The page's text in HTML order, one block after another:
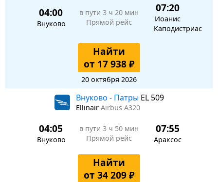
04:00
Внуково
в пути 3 ч 20 мин
Прямой рейс
07:20
Иоанис
Каподистриас
Найти
от 17 938 ₽
20 октября 2026
Внуково - Патры EL 509
Ellinair Airbus A320
04:05
Внуково
в пути 3 ч 50 мин
Прямой рейс
07:55
Араксос
Найти
от 34 209 ₽